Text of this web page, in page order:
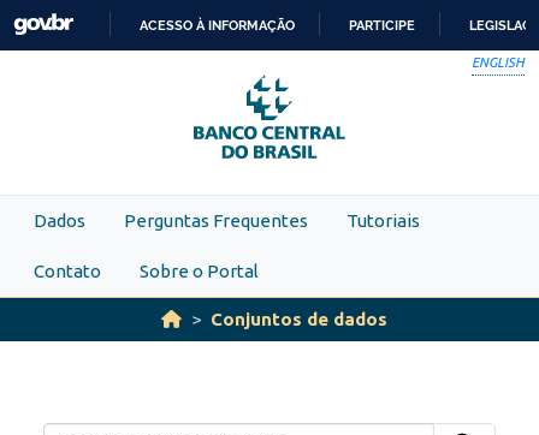
Skip to main content
PARA
O
CONTEÚDO
ACESSO À INFORMAÇÃO PARTICIPE
ENGLISH
Dados Perguntas Frequentes Tutoriais
Contato Sobre o Portal
Conjuntos de dados